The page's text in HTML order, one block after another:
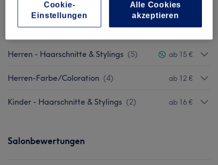
Damen-Hochsteckfrisur/Abendfriseur (1) 90 €
Dauerwelle-Damen&Herren (1) ab 90 €
Herren - Haarschnitte & Stylings (5) ab 15 €
Herren-Farbe/Coloration (4) ab 12 €
Kinder - Haarschnitte & Stylings (2) ab 16 €
Salonbewertungen
Cookie-
Einstellungen
Alle Cookies
akzeptieren